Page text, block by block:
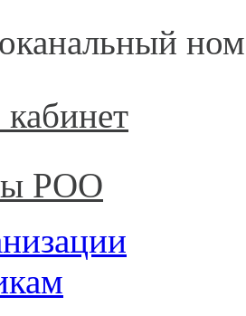
РОО